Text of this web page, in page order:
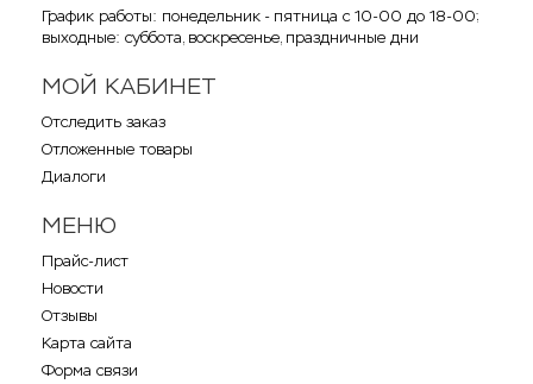
График работы: понедельник - пятница с 10-00 до 18-00;
выходные: суббота, воскресенье, праздничные дни
МОЙ КАБИНЕТ
Отследить заказ
Отложенные товары
Диалоги
МЕНЮ
Прайс-лист
Новости
Отзывы
Карта сайта
Форма связи